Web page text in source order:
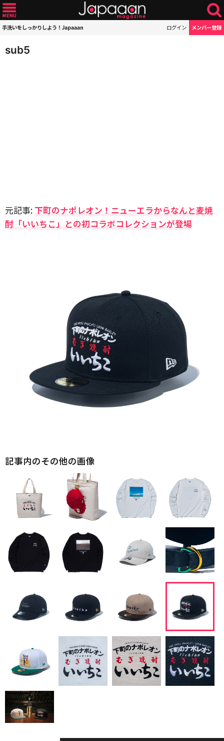
手洗いをしっかりしよう！Japaaan ログイン メンバー登録
sub5
元記事:下町のナポレオン！ニューエラからなんと麦焼
酎「いいちこ」との初コラボコレクションが登場
記事内のその他の画像